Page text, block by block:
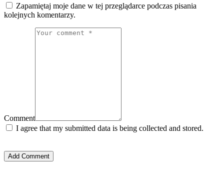
Zapamiętaj moje dane w tej przeglądarce podczas pisania
kolejnych komentarzy.
Comment
I agree that my submitted data is being collected and stored.